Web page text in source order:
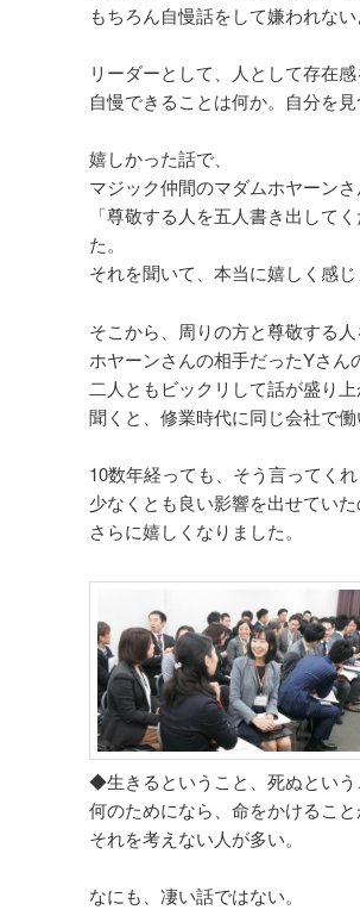
もちろん自慢話をして嫌われな
リーダーとして、人として存在感
自慢できることは何か。自分を見
嬉しかった話で、
マジック仲間のマダムホヤーン
「尊敬する人を五人書き出して
た。
それを聞いて、本当に嬉しく感じ
そこから、周りの方と尊敬する人
ホヤーンさんの相手だったYさん
二人ともビックリして話が盛り上
聞くと、修業時代に同じ会社で働
10数年経っても、そう言ってくれ
少なくとも良い影響を出せていた
さらに嬉しくなりました。
◆生きるということ、死ぬという
何のためになら、命をかけること
それを考えない人が多い。
なにも、凄い話ではない。